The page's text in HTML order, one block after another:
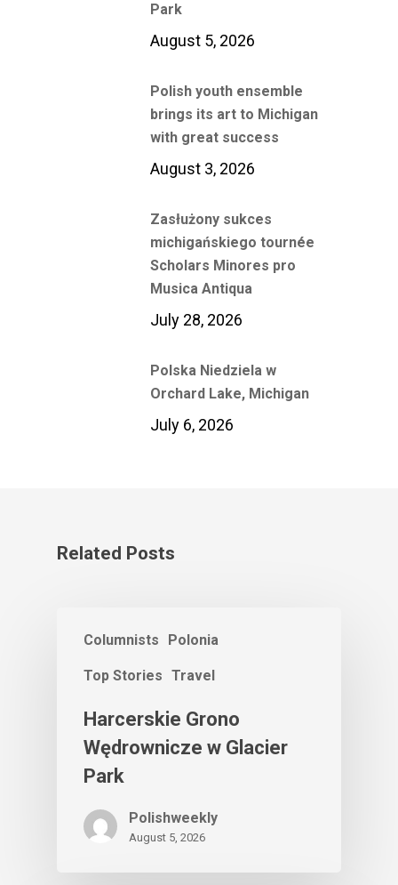
Park
August 5, 2026
Polish youth ensemble
brings its art to Michigan
with great success
August 3, 2026
Zasłużony sukces
michigańskiego tournée
Scholars Minores pro
Musica Antiqua
July 28, 2026
Polska Niedziela w
Orchard Lake, Michigan
July 6, 2026
Related Posts
Columnists Polonia
Top Stories Travel
Harcerskie Grono
Wędrownicze w Glacier
Park
Polishweekly
August 5, 2026